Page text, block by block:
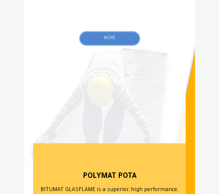
MORE
POLYMAT POTA
BITUMAT GLASFLAME is a superior, high performance,